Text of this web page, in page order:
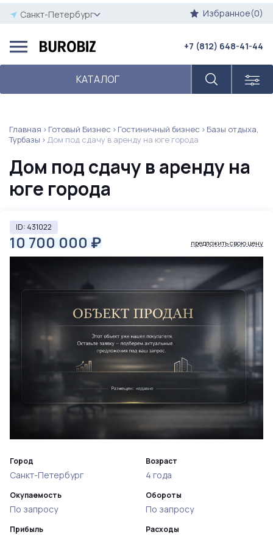
Санкт-Петербург Избранное(0)
КАТАЛОГ
+7 (812) 648-41-44
Главная Готовый Бизнес Гостиничный бизнес
Базы отдыха,
Турбазы
Дом под сдачу в аренду на юге города
Дом под сдачу в аренду на
юге города
ID: 431022
10 700 000 ₽ предложить свою цену
Город
Санкт-Петербург
Окупаемость
По запросу
Прибыль
Возраст
4 года
Обороты
По запросу
Расходы